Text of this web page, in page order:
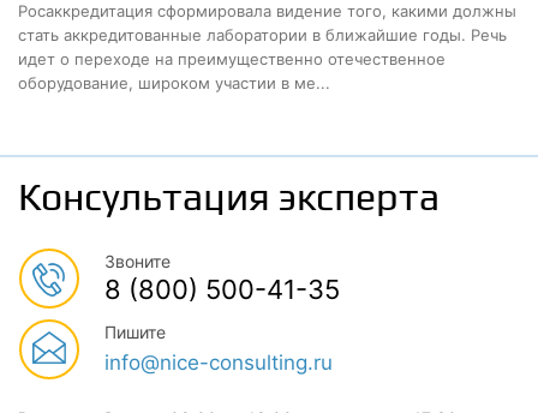
Росаккредитация сформировала видение того, какими должны
стать аккредитованные лаборатории в ближайшие годы. Речь
идет о переходе на преимущественно отечественное
оборудование, широком участии в ме...
Консультация эксперта
Звоните
8 (800) 500-41-35
Пишите
info@nice-consulting.ru